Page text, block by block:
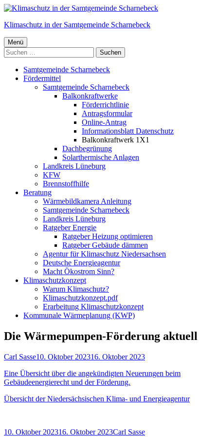
Springe
Inhalt
Klimaschutz in der Samtgemeinde Scharnebeck
Primäres
Menü
Menü
Suchen
nach:
Samtgemeinde Scharnebeck
Fördermittel
Samtgemeinde Scharnebeck
Balkonkraftwerke
Förderrichtlinie
Antragsformular
Online-Antrag
Informationsblatt Datenschutz
Balkonkraftwerk 1X1
Dachbegrünung
Solarthermische Anlagen
Landkreis Lüneburg
KFW
Brennstoffhilfe
Beratung
Wärmebildkamera Anleitung
Samtgemeinde Scharnebeck
Landkreis Lüneburg
Ratgeber Energie
Ratgeber Heizung optimieren
Ratgeber Gebäude dämmen
Agentur für Klimaschutz Niedersachsen
Deutsche Energieagentur
Macht Ökostrom Sinn?
Klimaschutzkonzept
Warum Klimaschutz?
Klimaschutzkonzept.pdf
Erarbeitung Klimaschutzkonzept
Kommunale Wärmeplanung (KWP)
Die Wärmepumpen-Förderung aktuell
Autor
Carl SasseVeröffentlicht
10. Oktober 202316. Oktober 2023
Eine Übersicht über die angekündigten Neuerungen beim
Gebäudeenergierecht und der Förderung.
Übersicht der Niedersächsischen Klima- und Energieagentur
Veröffentlicht
10. Oktober 202316. Oktober 2023Autor
Carl Sasse